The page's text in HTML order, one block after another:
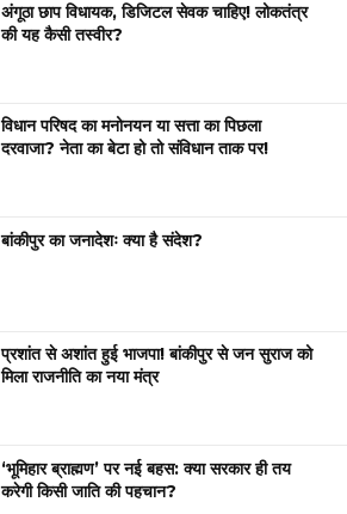
अंगूठा छाप विधायक, डिजिटल सेवक चाहिए! लोकतंत्र
की यह कैसी तस्वीर?
विधान परिषद का मनोनयन या सत्ता का पिछला
दरवाजा? नेता का बेटा हो तो संविधान ताक पर!
बांकीपुर का जनादेशः क्या है संदेश?
प्रशांत से अशांत हुई भाजपा! बांकीपुर से जन सुराज को
मिला राजनीति का नया मंत्र
‘भूमिहार ब्राह्मण’ पर नई बहस: क्या सरकार ही तय
करेगी किसी जाति की पहचान?